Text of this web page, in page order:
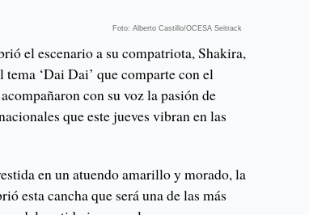
Foto: Alberto Castillo/OCESA Seitrack
el escenario a su compatriota, Shakira,
‘Dai Dai’ que comparte con el
con su voz la pasión de
que este jueves vibran en las
en un atuendo amarillo y morado, la
esta cancha que será una de las más